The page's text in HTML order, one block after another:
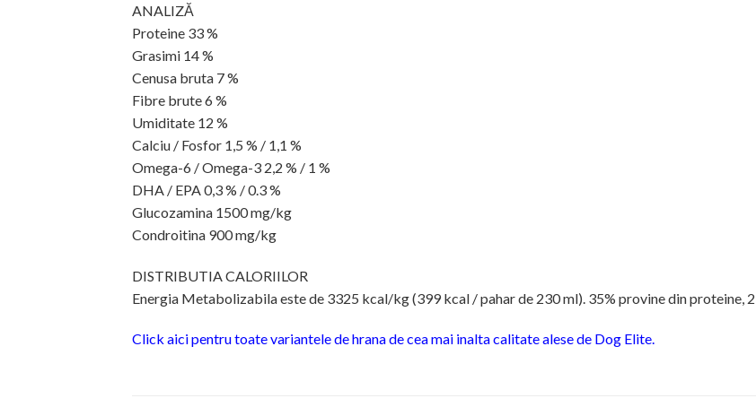
ANALIZĂ
Proteine 33 %
Grasimi 14 %
Cenusa bruta 7 %
Fibre brute 6 %
Umiditate 12 %
Calciu / Fosfor 1,5 % / 1,1 %
Omega-6 / Omega-3 2,2 % / 1 %
DHA / EPA 0,3 % / 0.3 %
Glucozamina 1500 mg/kg
Condroitina 900 mg/kg
DISTRIBUTIA CALORIILOR
Energia Metabolizabila este de 3325 kcal/kg (399 kcal / pahar de 230 ml). 35% provine din proteine,
Click aici pentru toate variantele de hrana de cea mai inalta calitate alese de Dog Elite.